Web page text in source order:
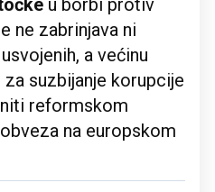
u borbi protiv
ne zabrinjava ni
a većinu
suzbijanje korupcije
reformskom
na europskom